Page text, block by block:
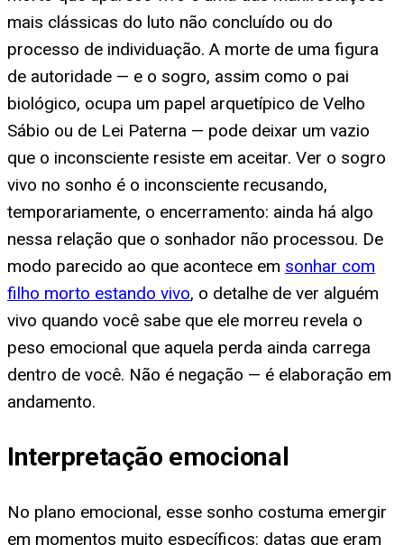
mais clássicas do luto não concluído ou do
processo de individuação. A morte de uma figura
de autoridade — e o sogro, assim como o pai
biológico, ocupa um papel arquetípico de Velho
Sábio ou de Lei Paterna — pode deixar um vazio
que o inconsciente resiste em aceitar. Ver o sogro
vivo no sonho é o inconsciente recusando,
temporariamente, o encerramento: ainda há algo
nessa relação que o sonhador não processou. De
modo parecido ao que acontece em sonhar com
filho morto estando vivo, o detalhe de ver alguém
vivo quando você sabe que ele morreu revela o
peso emocional que aquela perda ainda carrega
dentro de você. Não é negação — é elaboração em
andamento.
Interpretação emocional
No plano emocional, esse sonho costuma emergir
em momentos muito específicos: datas que eram